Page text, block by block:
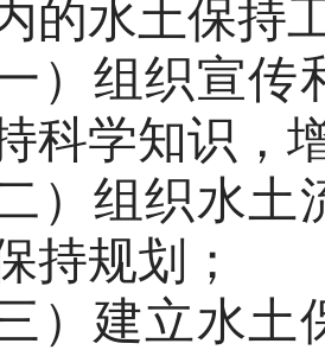
的水土保持
一）组织宣
科学知识，
二）组织水
持规划；
三）建立水